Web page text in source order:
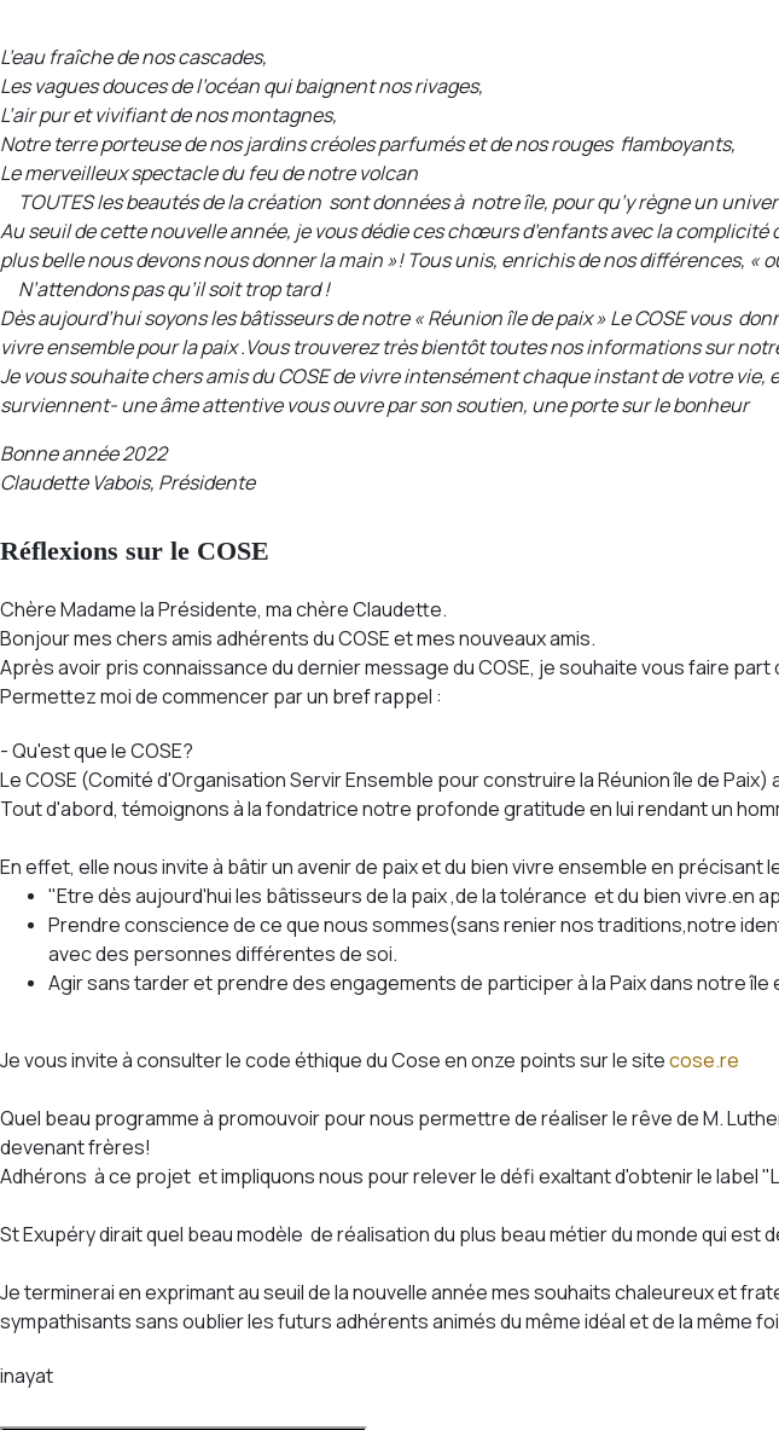
L’eau fraîche de nos cascades,
Les vagues douces de l’océan qui baignent nos rivages,
L’air pur et vivifiant de nos montagnes,
Notre terre porteuse de nos jardins créoles parfumés et de nos rouges flamboyants,
Le merveilleux spectacle du feu de notre volcan
TOUTES les beautés de la création sont données à notre île, pour qu’y règne un
Au seuil de cette nouvelle année, je vous dédie ces chœurs d’enfants avec la
plus belle nous devons nous donner la main »! Tous unis, enrichis de nos différences, «
N’attendons pas qu’il soit trop tard !
Dès aujourd’hui soyons les bâtisseurs de notre « Réunion île de paix » Le COSE vous
vivre ensemble pour la paix .Vous trouverez très bientôt toutes nos informations sur
Je vous souhaite chers amis du COSE de vivre intensément chaque instant de votre
surviennent-une âme attentive vous ouvre par son soutien, une porte sur le bonheur
Bonne année 2022
Claudette Vabois, Présidente
Réflexions sur le COSE
Chère Madame la Présidente, ma chère Claudette.
Bonjour mes chers amis adhérents du COSE et mes nouveaux amis.
Après avoir pris connaissance du dernier message du COSE, je souhaite vous faire
Permettez moi de commencer par un bref rappel :
- Qu'est que le COSE?
Le COSE (Comité d'Organisation Servir Ensemble pour construire la Réunion île de
Tout d'abord, témoignons à la fondatrice notre profonde gratitude en lui rendant un
En effet, elle nous invite à bâtir un avenir de paix et du bien vivre ensemble en précisant
"Etre dès aujourd'hui les bâtisseurs de la paix ,de la tolérance et du bien vivre.en
Prendre conscience de ce que nous sommes(sans renier nos traditions,notre
avec des personnes différentes de soi.
Agir sans tarder et prendre des engagements de participer à la Paix dans notre
Je vous invite à consulter le code éthique du Cose en onze points sur le sitecose.re
Quel beau programme à promouvoir pour nous permettre de réaliser le rêve de M.
devenant frères!
Adhérons à ce projet et impliquons nous pour relever le défi exaltant d'obtenir le label
St Exupéry dirait quel beau modèle de réalisation du plus beau métier du monde qui est
Je terminerai en exprimant au seuil de la nouvelle année mes souhaits chaleureux et
sympathisants sans oublier les futurs adhérents animés du même idéal et de la même
inayat